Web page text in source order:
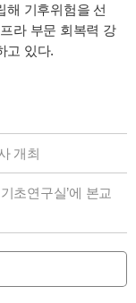
해 기후위험을 선
라 부문 회복력 강
고 있다.
개최
초연구실’에 본교